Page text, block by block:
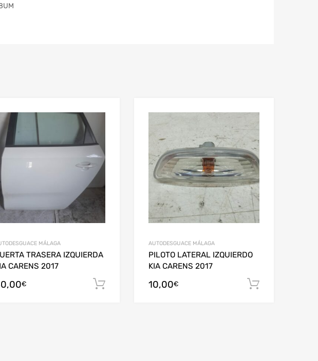
MÁLAGA
TRASERA IZQUIERDA
CARENS 2017
€ Añadir al carrito
AUTODESGUACE MÁLAGA
PILOTO LATERAL IZQUIERDO
KIA CARENS 2017
10,00€